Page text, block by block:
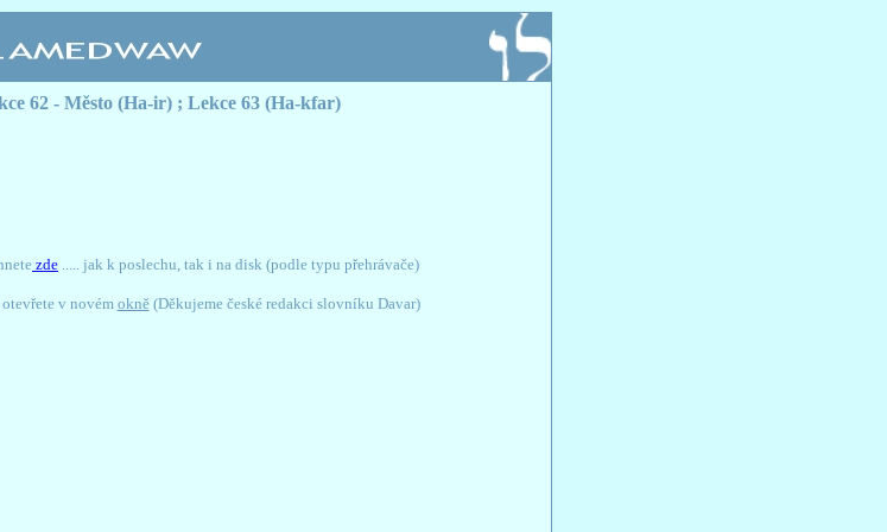
62 - Město (Ha-ir) ; Lekce 63 (Ha-kfar)
zde ..... jak k poslechu, tak i na disk (podle typu přehrávače)
v novém okně(Děkujeme české redakci slovníku Davar)